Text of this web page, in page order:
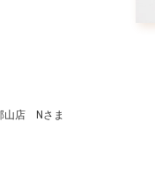
山店 Nさま